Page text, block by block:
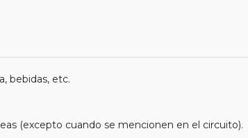
bebidas, etc.
(excepto cuando se mencionen en el circuito).